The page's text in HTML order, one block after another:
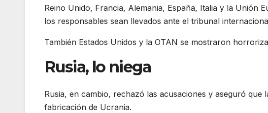
Reino Unido, Francia, Alemania, España, Italia y la Unión
los responsables sean llevados ante el tribunal
También Estados Unidos y la OTAN se mostraron
Rusia, lo niega
Rusia, en cambio, rechazó las acusaciones y aseguró que
fabricación de Ucrania.